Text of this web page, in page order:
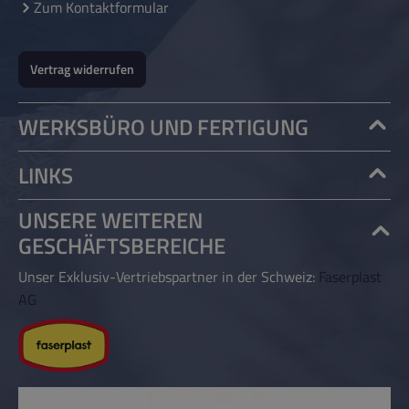
Zum Kontaktformular
Vertrag widerrufen
WERKSBÜRO UND FERTIGUNG
LINKS
UNSERE WEITEREN
GESCHÄFTSBEREICHE
Unser Exklusiv-Vertriebspartner in der Schweiz: Faserplast
AG